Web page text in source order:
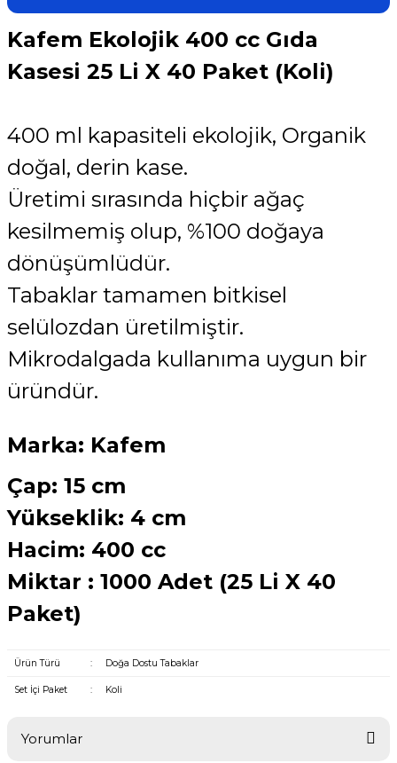
Kafem Ekolojik 400 cc Gıda
Kasesi 25 Li X 40 Paket (Koli)
400 ml kapasiteli ekolojik, Organik
doğal, derin kase.
Üretimi sırasında hiçbir ağaç
kesilmemiş olup, %100 doğaya
dönüşümlüdür.
Tabaklar tamamen bitkisel
selülozdan üretilmiştir.
Mikrodalgada kullanıma uygun bir
üründür.
Marka: Kafem
Çap: 15 cm
Yükseklik: 4 cm
Hacim: 400 cc
Miktar : 1000 Adet (25 Li X 40
Paket)
Ürün Türü : Doğa Dostu Tabaklar
Set İçi Paket : Koli
Yorumlar